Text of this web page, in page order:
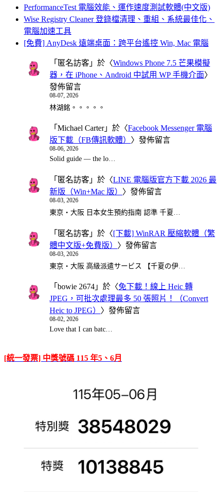
PerformanceTest 電腦效能、運作速度測試軟體(中文版)
Wise Registry Cleaner 登錄檔清理、重組、系統最佳化、
電腦加速工具
[免費] AnyDesk 遠端桌面：跨平台遙控 Win, Mac 電腦
「 匿名訪客 」於〈Windows Phone 7.5 芒果模擬
器，在 iPhone、Android 中試用 WP 手機介面〉
發佈留言
08-07, 2026
林湖銘。。。。。
「 Michael Carter」於〈Facebook Messenger 電腦
版下載（FB傳訊軟體） 〉發佈留言
08-06, 2026
Solid guide — the lo…
「 匿名訪客 」於〈LINE 電腦版官方下載 2026 最
新版（Win+Mac 版） 〉發佈留言
08-03, 2026
東京・大阪 日本女生預約指南 認準 千夏…
「 匿名訪客 」於〈[下載] WinRAR 壓縮軟體（繁
體中文版+免費版） 〉發佈留言
08-03, 2026
東京・大阪 高級派遣サービス 【千夏の伊…
「 bowie 2674 」於〈免下載！線上 Heic 轉
JPEG，可批次處理最多 50 張照片！（Convert
Heic to JPEG） 〉發佈留言
08-02, 2026
Love that I can batc…
[統一發票] 中獎號碼 115 年5、6月